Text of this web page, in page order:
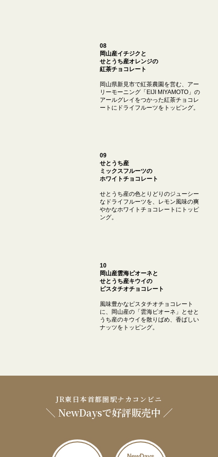
08
岡山産イチジクと
せとうち産オレンジの
紅茶チョコレート
岡山県新見市で紅茶農園を営む、アー
リーモーニング「EIJI MIYAMOTO」の
アールグレイをつかった紅茶チョコレ
ートにドライフルーツをトッピング。
09
せとうち産
ミックスフルーツの
ホワイトチョコレート
せとうち産の色とりどりのジューシー
なドライフルーツを、レモン風味の爽
やかなホワイトチョコレートにトッピ
ング。
10
岡山産雲海ピオーネと
せとうち産キウイの
ピスタチオチョコレート
風味豊かなピスタチオチョコレート
に、岡山産の「雲海ピオーネ」とせと
うち産のキウイを散りばめ、香ばしい
ナッツをトッピング。
JR東日本首都圏駅ナカコンビニ
＼ NewDaysで好評販売中 ／